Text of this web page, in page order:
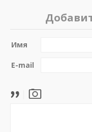
Имя
E-mail